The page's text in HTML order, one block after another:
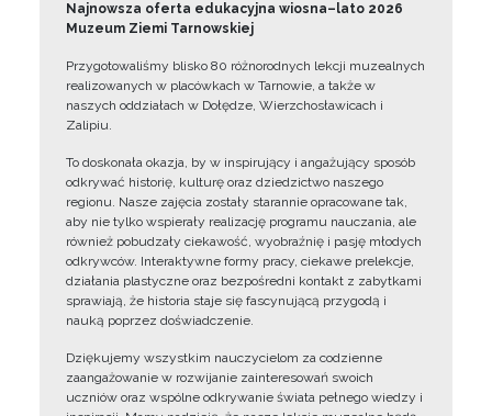
Najnowsza oferta edukacyjna wiosna–lato 2026
Muzeum Ziemi Tarnowskiej
Przygotowaliśmy blisko 80 różnorodnych lekcji muzealnych
realizowanych w placówkach w Tarnowie, a także w
naszych oddziałach w Dołędze, Wierzchosławicach i
Zalipiu.
To doskonała okazja, by w inspirujący i angażujący sposób
odkrywać historię, kulturę oraz dziedzictwo naszego
regionu. Nasze zajęcia zostały starannie opracowane tak,
aby nie tylko wspierały realizację programu nauczania, ale
również pobudzały ciekawość, wyobraźnię i pasję młodych
odkrywców. Interaktywne formy pracy, ciekawe prelekcje,
działania plastyczne oraz bezpośredni kontakt z zabytkami
sprawiają, że historia staje się fascynującą przygodą i
nauką poprzez doświadczenie.
Dziękujemy wszystkim nauczycielom za codzienne
zaangażowanie w rozwijanie zainteresowań swoich
uczniów oraz wspólne odkrywanie świata pełnego wiedzy i